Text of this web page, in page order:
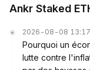
Ankr Staked
2026-08-08 13:17
Pourquoi un
lutte contre